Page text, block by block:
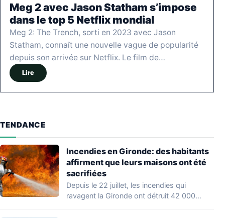
Meg 2 avec Jason Statham s’impose
dans le top 5 Netflix mondial
Meg 2: The Trench, sorti en 2023 avec Jason
Statham, connaît une nouvelle vague de popularité
depuis son arrivée sur Netflix. Le film de…
Lire
TENDANCE
Incendies en Gironde: des habitants
affirment que leurs maisons ont été
sacrifiées
Depuis le 22 juillet, les incendies qui
ravagent la Gironde ont détruit 42 000…